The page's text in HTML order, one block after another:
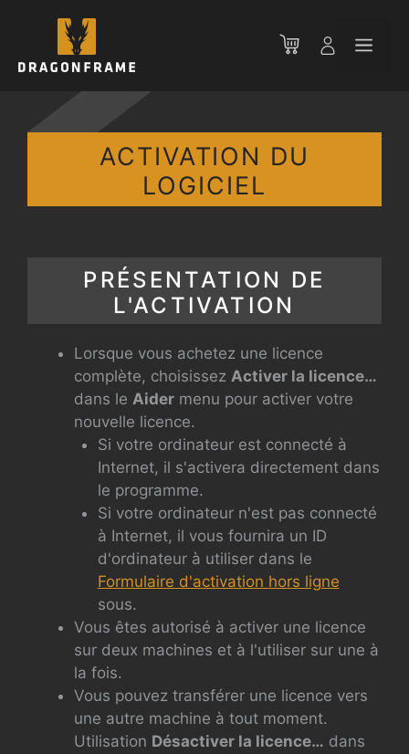
contenu
ACTIVATION DU
LOGICIEL
PRÉSENTATION DE
L'ACTIVATION
Lorsque vous achetez une licence
complète, choisissez Activer la licence…
dans le Aider menu pour activer votre
nouvelle licence.
Si votre ordinateur est connecté à
Internet, il s'activera directement dans
le programme.
Si votre ordinateur n'est pas connecté
à Internet, il vous fournira un ID
d'ordinateur à utiliser dans le
Formulaire d'activation hors ligne
sous.
Vous êtes autorisé à activer une licence
sur deux machines et à l'utiliser sur une à
la fois.
Vous pouvez transférer une licence vers
une autre machine à tout moment.
Utilisation Désactiver la licence… dans